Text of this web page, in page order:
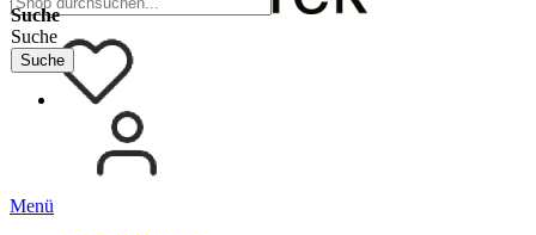
Navigation umschalten
Suche
Suche
Suche
Menü